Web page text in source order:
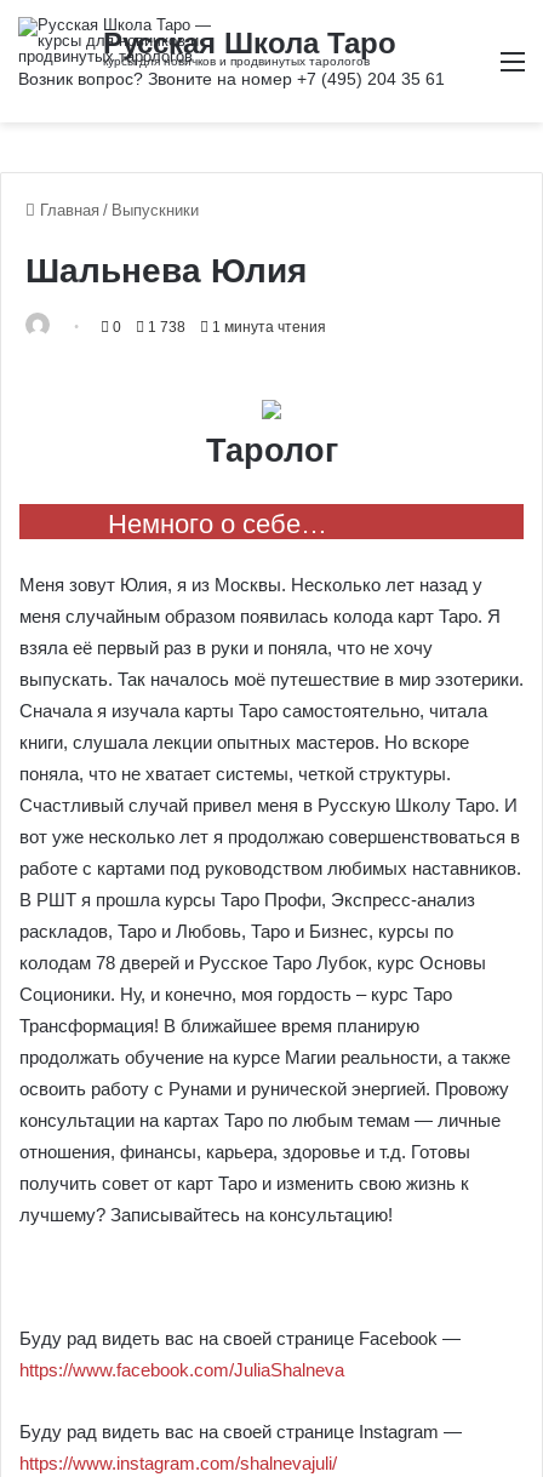
Главная / Выпускники
Шальнева Юлия
0 1 738 1 минута чтения
Таролог
Немного о себе…
Меня зовут Юлия, я из Москвы. Несколько лет назад у
меня случайным образом появилась колода карт Таро. Я
взяла её первый раз в руки и поняла, что не хочу
выпускать. Так началось моё путешествие в мир эзотерики.
Сначала я изучала карты Таро самостоятельно, читала
книги, слушала лекции опытных мастеров. Но вскоре
поняла, что не хватает системы, четкой структуры.
Счастливый случай привел меня в Русскую Школу Таро. И
вот уже несколько лет я продолжаю совершенствоваться в
работе с картами под руководством любимых наставников.
В РШТ я прошла курсы Таро Профи, Экспресс-анализ
раскладов, Таро и Любовь, Таро и Бизнес, курсы по
колодам 78 дверей и Русское Таро Лубок, курс Основы
Соционики. Ну, и конечно, моя гордость – курс Таро
Трансформация! В ближайшее время планирую
продолжать обучение на курсе Магии реальности, а также
освоить работу с Рунами и рунической энергией. Провожу
консультации на картах Таро по любым темам — личные
отношения, финансы, карьера, здоровье и т.д. Готовы
получить совет от карт Таро и изменить свою жизнь к
лучшему? Записывайтесь на консультацию!
Буду рад видеть вас на своей странице Facebook —
https://www.facebook.com/JuliaShalneva
Буду рад видеть вас на своей странице Instagram —
https://www.instagram.com/shalnevajuli/